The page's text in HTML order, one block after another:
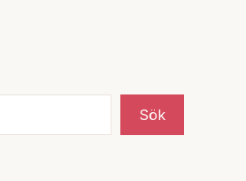
Sök